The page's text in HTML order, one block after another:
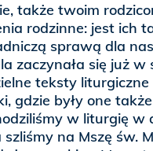
także twoim
rodzinne: jest ich
sprawą dla
zaczynała się już w
teksty
gdzie były one
w liturgię w
na Mszę św.